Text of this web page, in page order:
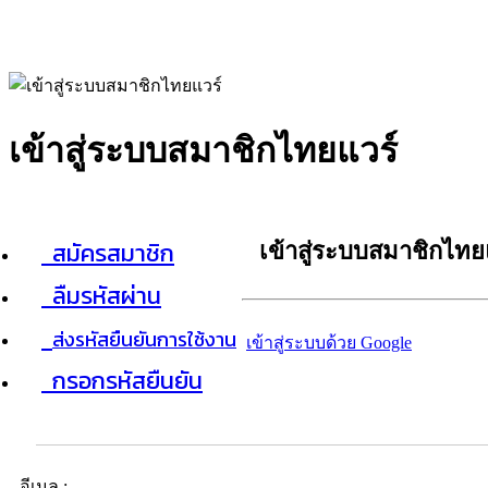
เข้าสู่ระบบสมาชิกไทยแวร์
สมัครสมาชิก
ลืมรหัสผ่าน
ส่งรหัสยืนยันการใช้งาน
กรอกรหัสยืนยัน
เข้าสู่ระบบสมาชิกไท
เข้าสู่ระบบด้วย Google